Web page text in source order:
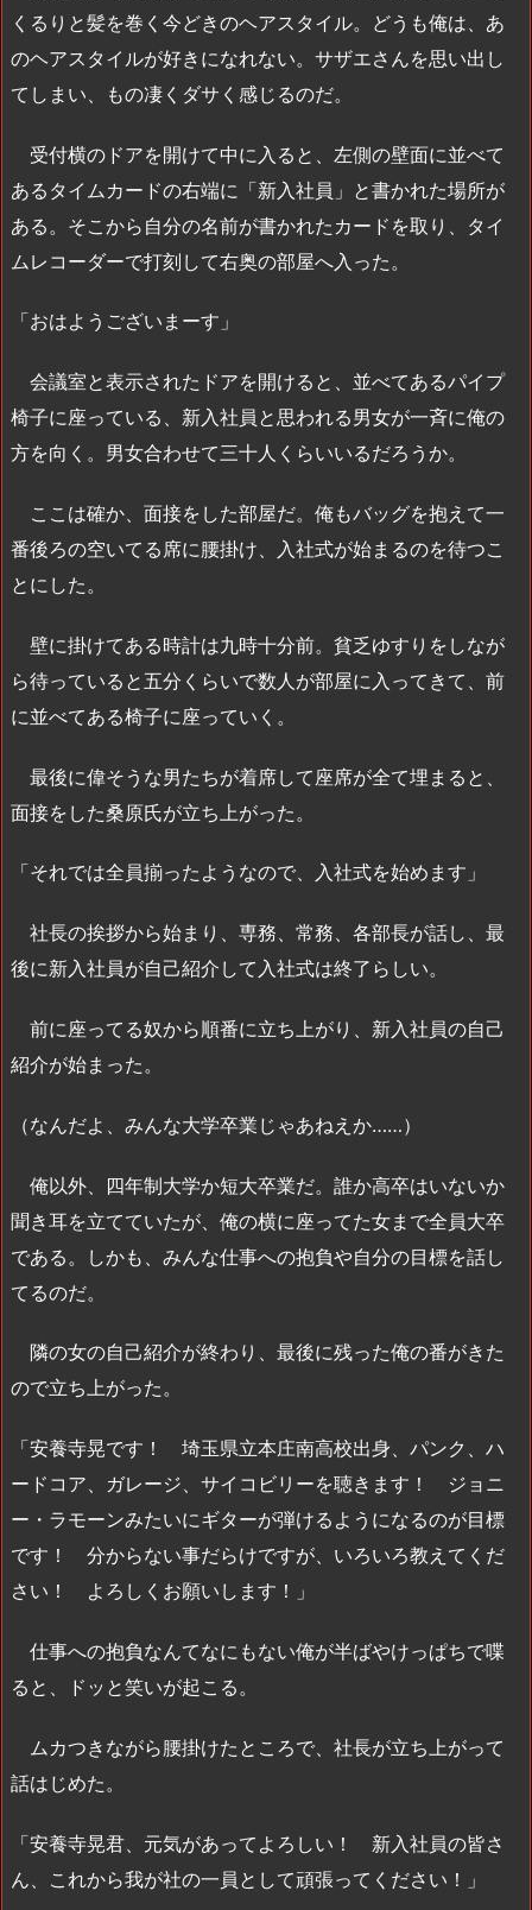
くるりと髪を巻く今どきのヘアスタイル。どうも俺は、あ
のヘアスタイルが好きになれない。サザエさんを思い出し
てしまい、もの凄くダサく感じるのだ。
受付横のドアを開けて中に入ると、左側の壁面に並べて
あるタイムカードの右端に「新入社員」と書かれた場所が
ある。そこから自分の名前が書かれたカードを取り、タイ
ムレコーダーで打刻して右奥の部屋へ入った。
「おはようございまーす」
会議室と表示されたドアを開けると、並べてあるパイプ
椅子に座っている、新入社員と思われる男女が一斉に俺の
方を向く。男女合わせて三十人くらいいるだろうか。
ここは確か、面接をした部屋だ。俺もバッグを抱えて一
番後ろの空いてる席に腰掛け、入社式が始まるのを待つこ
とにした。
壁に掛けてある時計は九時十分前。貧乏ゆすりをしなが
ら待っていると五分くらいで数人が部屋に入ってきて、前
に並べてある椅子に座っていく。
最後に偉そうな男たちが着席して座席が全て埋まると、
面接をした桑原氏が立ち上がった。
「それでは全員揃ったようなので、入社式を始めます」
社長の挨拶から始まり、専務、常務、各部長が話し、最
後に新入社員が自己紹介して入社式は終了らしい。
前に座ってる奴から順番に立ち上がり、新入社員の自己
紹介が始まった。
（なんだよ、みんな大学卒業じゃあねえか……）
俺以外、四年制大学か短大卒業だ。誰か高卒はいないか
聞き耳を立てていたが、俺の横に座ってた女まで全員大卒
である。しかも、みんな仕事への抱負や自分の目標を話し
てるのだ。
隣の女の自己紹介が終わり、最後に残った俺の番がきた
ので立ち上がった。
「安養寺晃です！ 埼玉県立本庄南高校出身、パンク、ハ
ードコア、ガレージ、サイコビリーを聴きます！ ジョニ
ー・ラモーンみたいにギターが弾けるようになるのが目標
です！ 分からない事だらけですが、いろいろ教えてくだ
さい！ よろしくお願いします！」
仕事への抱負なんてなにもない俺が半ばやけっぱちで喋
ると、ドッと笑いが起こる。
ムカつきながら腰掛けたところで、社長が立ち上がって
話はじめた。
「安養寺晃君、元気があってよろしい！ 新入社員の皆さ
ん、これから我が社の一員として頑張ってください！」